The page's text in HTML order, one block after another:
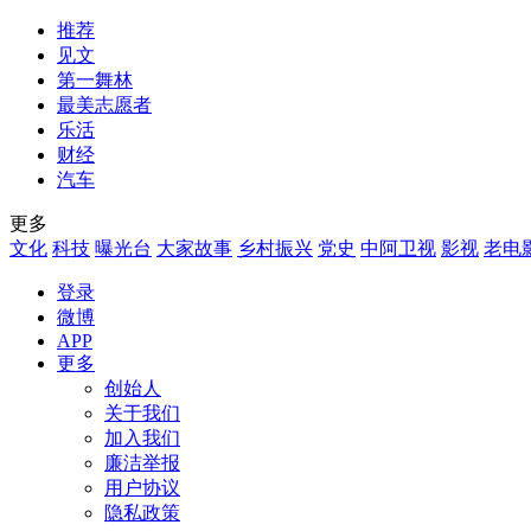
推荐
见文
第一舞林
最美志愿者
乐活
财经
汽车
更多
文化 科技 曝光台 大家故事 乡村振兴 党史 中阿卫视 影视 老电
登录
微博
APP
更多
创始人
关于我们
加入我们
廉洁举报
用户协议
隐私政策